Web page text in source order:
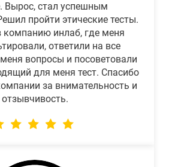
Вырос, стал успешным
пройти этические тесты.
компанию инлаб, где меня
ответили на все
вопросы и посоветовали
для меня тест. Спасибо
за внимательность и
отзывчивость.